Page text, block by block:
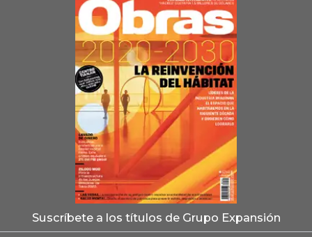
Suscríbete a los títulos de Grupo Expansión